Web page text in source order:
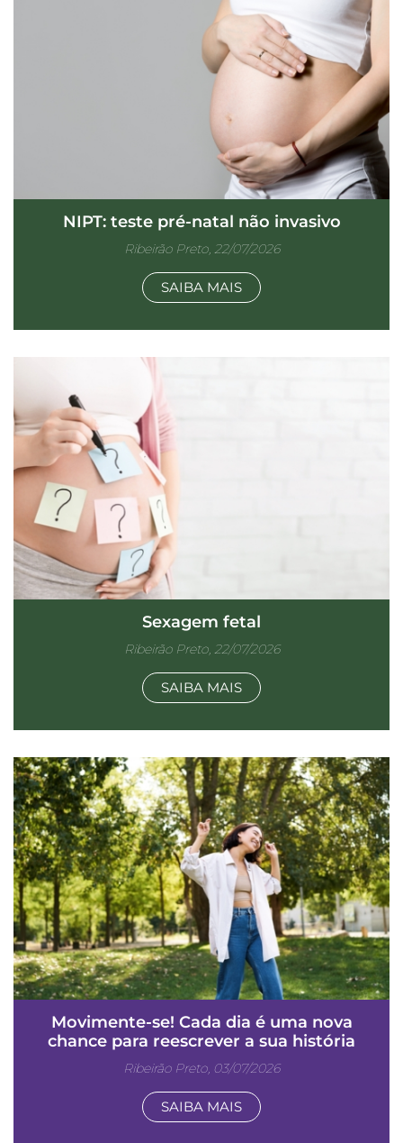
NIPT: teste pré-natal não invasivo
Ribeirão Preto, 22/07/2026
SAIBA MAIS
Sexagem fetal
Ribeirão Preto, 22/07/2026
SAIBA MAIS
Movimente-se! Cada dia é uma nova
chance para reescrever a sua história
Ribeirão Preto, 03/07/2026
SAIBA MAIS